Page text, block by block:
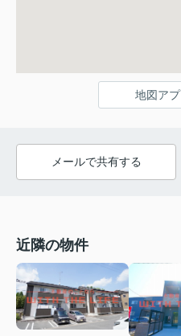
地図ア
メールで共有する
近隣の物件